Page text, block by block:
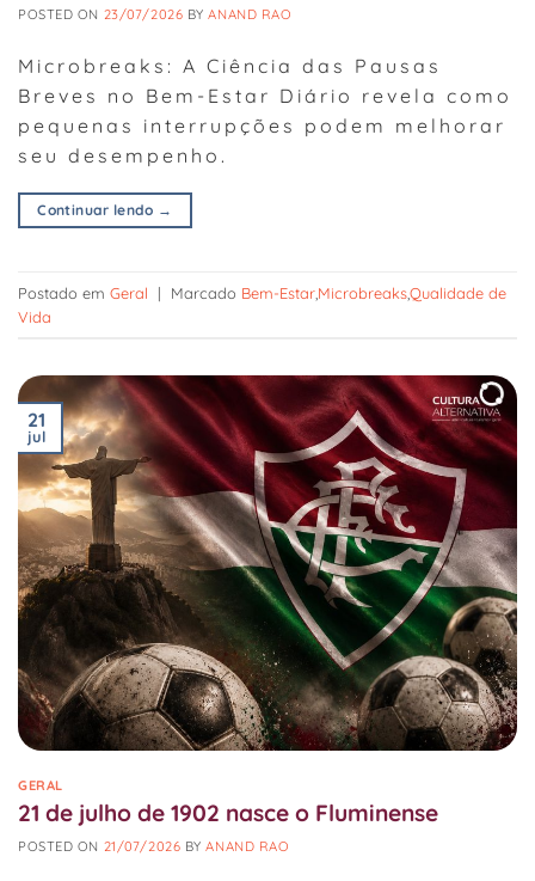
POSTED ON 23/07/2026 BYANAND RAO
Microbreaks: A Ciência das Pausas
Breves no Bem-Estar Diário revela como
pequenas interrupções podem melhorar
seu desempenho.
Continuar lendo →
Postado em Geral | Marcado Bem-EstarMicrobreaksQualidade de
Vida
21
jul
GERAL
21 de julho de 1902 nasce o Fluminense
POSTED ON 21/07/2026 BYANAND RAO